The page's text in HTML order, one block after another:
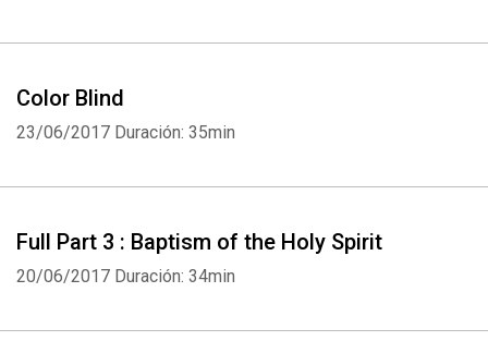
Color Blind
23/06/2017 Duración: 35min
Full Part 3 : Baptism of the Holy Spirit
20/06/2017 Duración: 34min